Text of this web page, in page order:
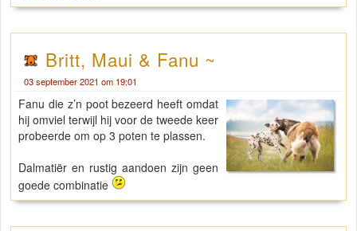
Britt, Maui & Fanu ~
03 september 2021 om 19:01
Fanu die z’n poot bezeerd heeft omdat
hij omviel terwijl hij voor de tweede keer
probeerde om op 3 poten te plassen.
Dalmatiër en rustig aandoen zijn geen
goede combinatie